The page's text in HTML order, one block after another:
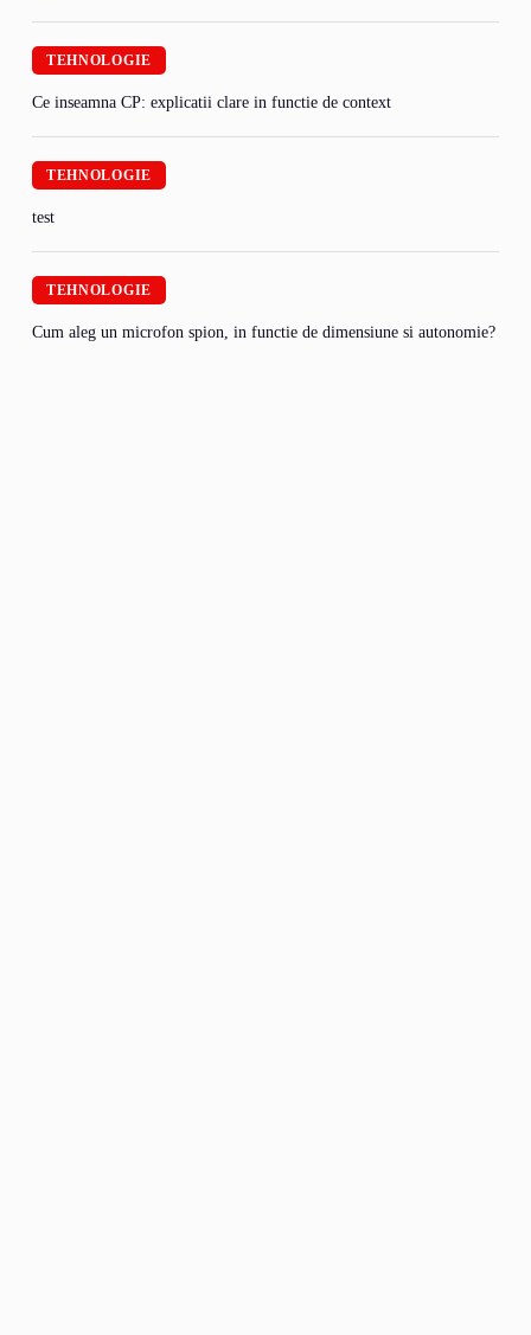
TEHNOLOGIE
Ce inseamna CP: explicatii clare in functie de context
TEHNOLOGIE
test
TEHNOLOGIE
Cum aleg un microfon spion, in functie de dimensiune si autonomie?